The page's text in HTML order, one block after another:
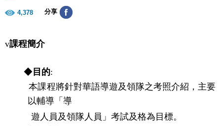
4,378 分享
v課程簡介
◆ 目的:
本課程將針對華語導遊及領隊之考照介紹，主要
以輔導「導
遊人員及領隊人員」考試及格為目標。